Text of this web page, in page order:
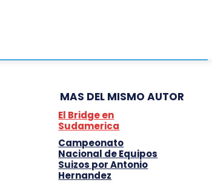
MAS DEL MISMO AUTOR
El Bridge en
Sudamerica
Campeonato
Nacional de Equipos
Suizos por Antonio
Hernandez